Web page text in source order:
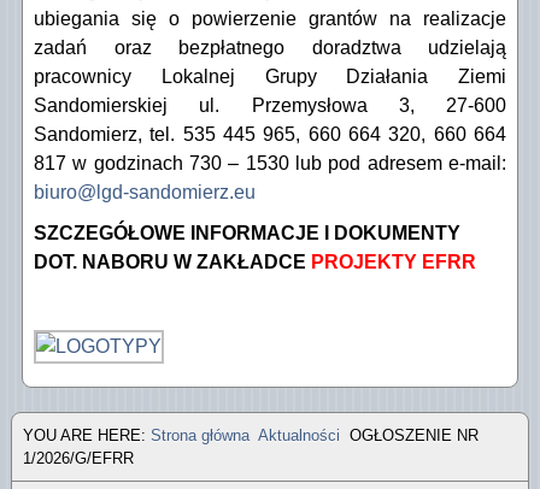
ubiegania się o powierzenie grantów na realizacje
zadań oraz bezpłatnego doradztwa udzielają
pracownicy Lokalnej Grupy Działania Ziemi
Sandomierskiej ul. Przemysłowa 3, 27-600
Sandomierz, tel. 535 445 965, 660 664 320, 660 664
817 w godzinach 730 – 1530 lub pod adresem e-mail:
biuro@lgd-sandomierz.eu
SZCZEGÓŁOWE INFORMACJE I DOKUMENTY
DOT. NABORU W ZAKŁADCE PROJEKTY EFRR
YOU ARE HERE: Strona główna Aktualności OGŁOSZENIE NR
1/2026/G/EFRR